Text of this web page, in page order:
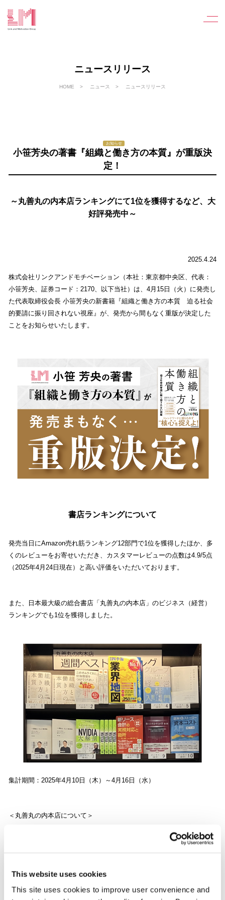
This website uses cookies
This site uses cookies to improve user convenience and
ニュースリリース
HOME ニュース ニュースリリース
お知らせ
小笹芳央の著書『組織と働き方の本質』が重版決
定！
～丸善丸の内本店ランキングにて1位を獲得するなど、大
好評発売中～
2025.4.24
株式会社リンクアンドモチベーション（本社：東京都中央区、代表：
小笹芳央、証券コード：2170、以下当社）は、4月15日（火）に発売し
た代表取締役会長 小笹芳央の新書籍『組織と働き方の本質 迫る社会
的要請に振り回されない視座』が、発売から間もなく重版が決定した
ことをお知らせいたします。
書店ランキングについて
発売当日にAmazon売れ筋ランキング12部門で1位を獲得したほか、多
くのレビューをお寄せいただき、カスタマーレビューの点数は4.9/5点
（2025年4月24日現在）と高い評価をいただいております。
また、日本最大級の総合書店「丸善丸の内本店」のビジネス（経営）
ランキングでも1位を獲得しました。
集計期間：2025年4月10日（木）～4月16日（水）
＜丸善丸の内本店について＞
ビジネスの最前線・丸の内で「Book Museum」をコンセプトに和書約
100万冊・洋書約12万冊の在庫を誇る日本最大級の総合書店です。毎週
なお、上記以外の書店でも続々とランクインしています。